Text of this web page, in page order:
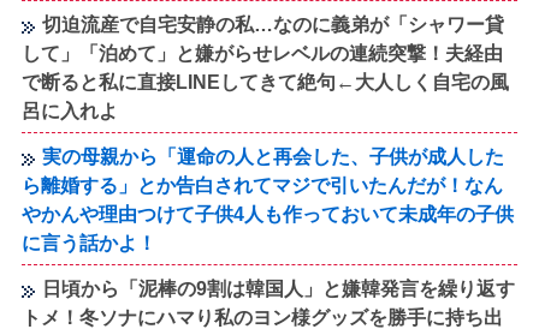
切迫流産で自宅安静の私…なのに義弟が「シャワー貸
して」「泊めて」と嫌がらせレベルの連続突撃！夫経由
で断ると私に直接LINEしてきて絶句←大人しく自宅の風
呂に入れよ
実の母親から「運命の人と再会した、子供が成人した
ら離婚する」とか告白されてマジで引いたんだが！なん
やかんや理由つけて子供4人も作っておいて未成年の子供
に言う話かよ！
日頃から「泥棒の9割は韓国人」と嫌韓発言を繰り返す
トメ！冬ソナにハマり私のヨン様グッズを勝手に持ち出